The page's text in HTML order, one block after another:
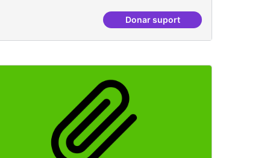
Jussana per fer formacions Donar suportGrades Obertes